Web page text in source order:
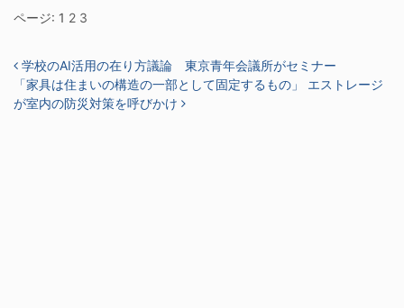
ページ: 1 2 3
投稿ナビゲーション
学校のAI活用の在り方議論 東京青年会議所がセミナー
「家具は住まいの構造の一部として固定するもの」 エストレージ
が室内の防災対策を呼びかけ